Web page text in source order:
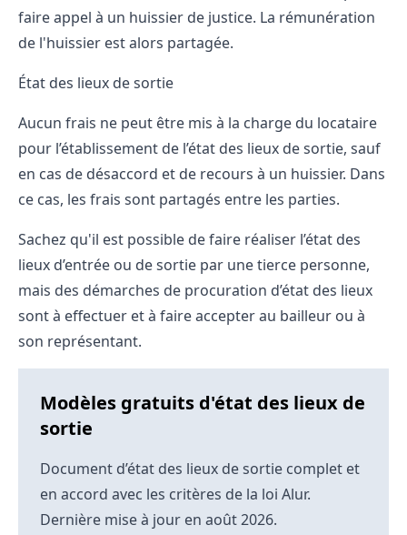
faire appel à un huissier de justice. La rémunération
de l'huissier est alors partagée.
État des lieux de sortie
Aucun frais ne peut être mis à la charge du locataire
pour l’établissement de l’état des lieux de sortie, sauf
en cas de désaccord et de recours à un huissier. Dans
ce cas, les frais sont partagés entre les parties.
Sachez qu'il est possible de faire réaliser l’état des
lieux d’entrée ou de sortie par une tierce personne,
mais des démarches de procuration d’état des lieux
sont à effectuer et à faire accepter au bailleur ou à
son représentant.
Modèles gratuits d'état des lieux de
sortie
Document d’état des lieux de sortie complet et
en accord avec les critères de la loi Alur.
Dernière mise à jour en août 2026.